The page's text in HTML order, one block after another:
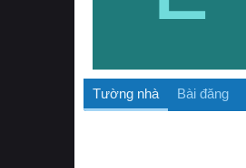
Tường nhà Bài đăng